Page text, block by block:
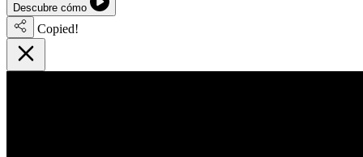
Descubre cómo
Copied!